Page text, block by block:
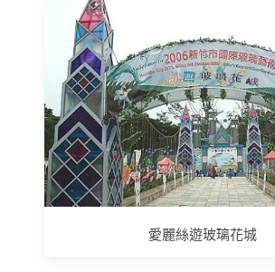
愛麗絲遊玻璃花城